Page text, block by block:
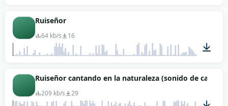
Ruiseñor
64 kb/s 16
00:16
Ruiseñor cantando en la naturaleza (sonido de calidad)
209 kb/s 29